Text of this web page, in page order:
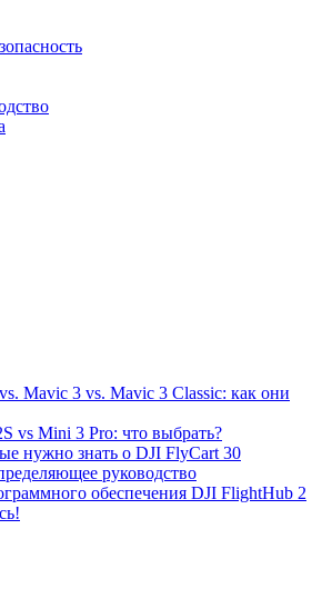
Mavic 3 vs. Mavic 3 Classic: как они
vs Mini 3 Pro: что выбрать?
нужно знать о DJI FlyCart 30
руководство
обеспечения DJI FlightHub 2